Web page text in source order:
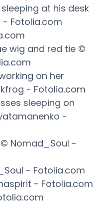
at his desk
Fotolia.com
wig and red tie ©
on her
- Fotolia.com
sleeping on
-
Nomad_Soul -
- Fotolia.com
- Fotolia.com